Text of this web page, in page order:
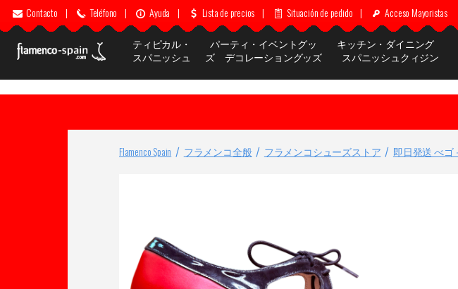
Contacto | Teléfono | Ayuda | Lista de precios | Situación de pedido | Acceso Mayoristas
ティピカル・
スパニッシュ
パーティ・イベントグッ
ズ デコレーショングッズ
キッチン・ダイニング
スパニッシュクィジン
Flamenco Spain フラメンコ全般 フラメンコシューズストア 即日発送 べゴ